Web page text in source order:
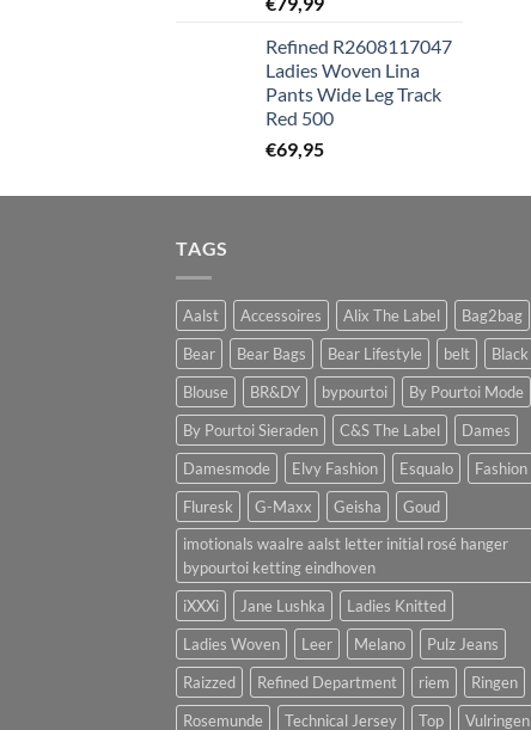
Refined R2608117047
Ladies Woven Lina
Pants Wide Leg Track
Red 500
€69,95
TAGS
Aalst Accessoires Alix The Label
Bag2bag
Bear
Bear Bags Bear Lifestyle belt
Black
Blouse
BR&DY bypourtoi
By Pourtoi Mode
By Pourtoi Sieraden
C&S The Label
Dames
Damesmode
Elvy Fashion Esqualo
Fashion
Fluresk
G-Maxx Geisha
Goud
imotionals waalre aalst letter initial rosé hanger
bypourtoi ketting eindhoven
iXXXi
Jane Lushka
Ladies Knitted
Ladies Woven
Leer Melano
Pulz Jeans
Raizzed
Refined Department riem
Ringen
Rosemunde
Technical Jersey Top Vulringen